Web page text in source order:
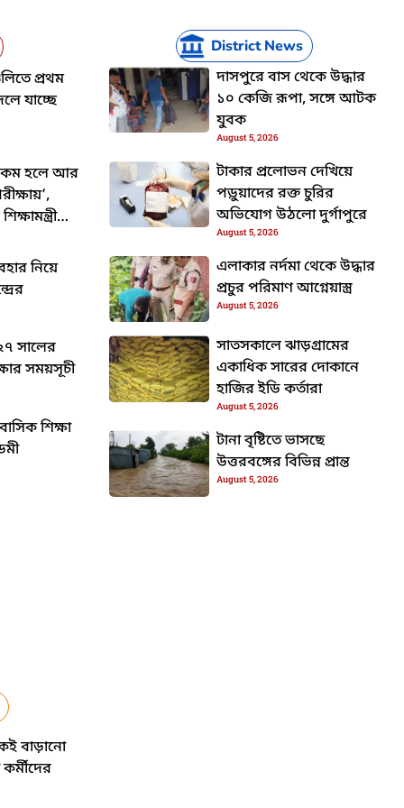
প্রথম
যাচ্ছে
কম হলে আর
নিয়ে
সালের
সময়সূচী
শিক্ষা
District News
দাসপুরে বাস থেকে উদ্ধার
১০ কেজি রূপা, সঙ্গে আটক
যুবক
August 5, 2026
টাকার প্রলোভন দেখিয়ে
পড়ুয়াদের রক্ত চুরির
অভিযোগ উঠলো দুর্গাপুরে
August 5, 2026
এলাকার নর্দমা থেকে উদ্ধার
প্রচুর পরিমাণ আগ্নেয়াস্ত্র
August 5, 2026
সাতসকালে ঝাড়গ্রামের
একাধিক সারের দোকানে
হাজির ইডি কর্তারা
August 5, 2026
টানা বৃষ্টিতে ভাসছে
উত্তরবঙ্গের বিভিন্ন প্রান্ত
August 5, 2026
বাড়ানো